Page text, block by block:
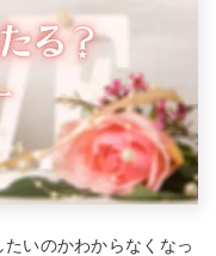
いのかわからなくなっ